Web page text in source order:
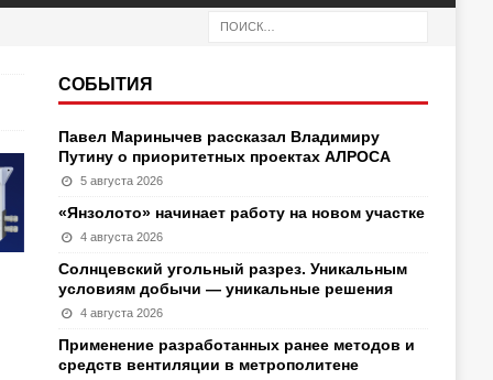
СОБЫТИЯ
Павел Маринычев рассказал Владимиру
Путину о приоритетных проектах АЛРОСА
5 августа 2026
«Янзолото» начинает работу на новом участке
4 августа 2026
Солнцевский угольный разрез. Уникальным
условиям добычи — уникальные решения
4 августа 2026
Применение разработанных ранее методов и
средств вентиляции в метрополитене